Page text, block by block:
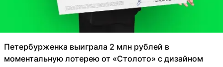
Петербурженка выиграла 2 млн рублей в
моментальную лотерею от «Столото» с дизайном